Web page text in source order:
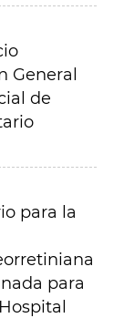
General
de
para la
para